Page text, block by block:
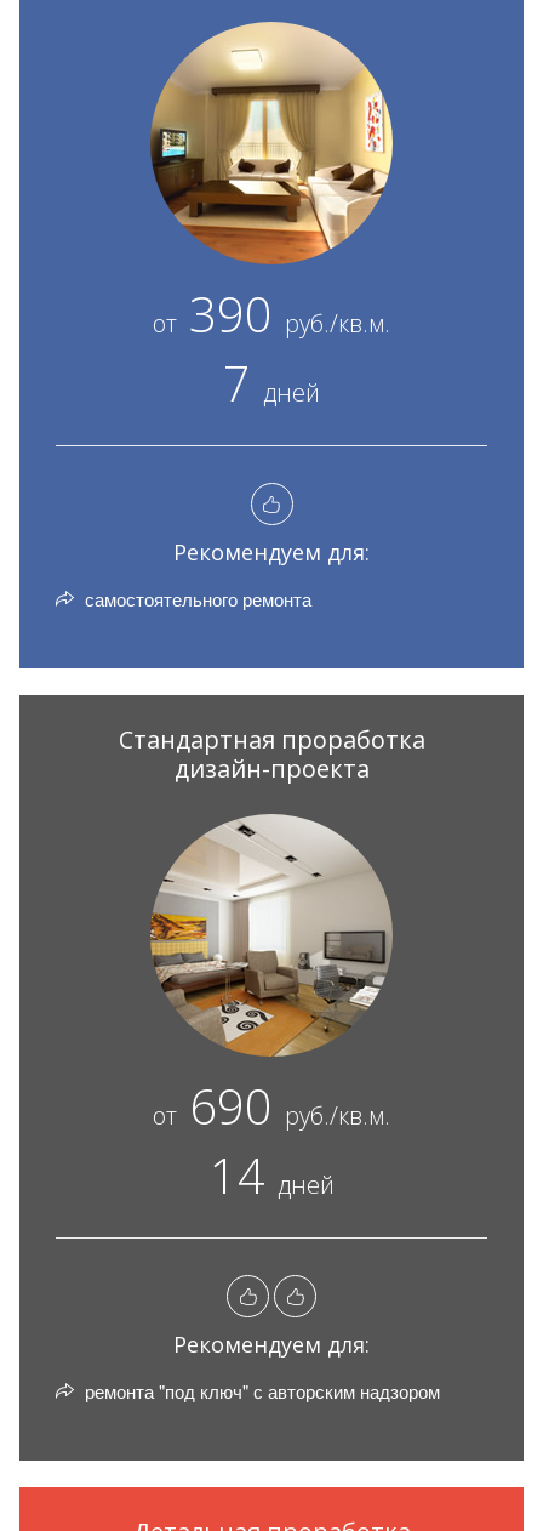
от 390 руб./кв.м.
7 дней
Рекомендуем для:
самостоятельного ремонта
Стандартная проработка
дизайн-проекта
от 690 руб./кв.м.
14 дней
Рекомендуем для:
ремонта "под ключ" с авторским надзором